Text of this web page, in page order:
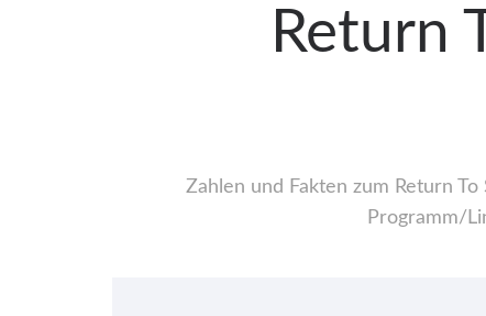
Return
Zahlen und Fakten zum Return
Programm/